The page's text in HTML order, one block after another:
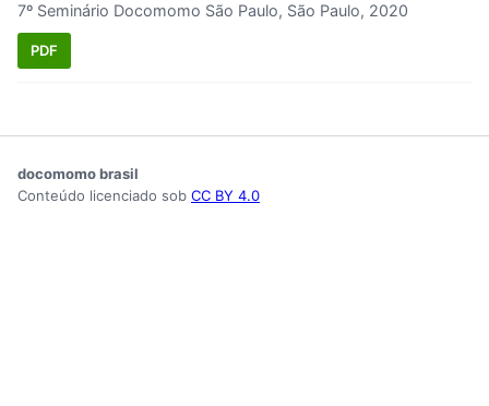
7º Seminário Docomomo São Paulo, São Paulo, 2020
PDF
docomomo brasil
Conteúdo licenciado sob CC BY 4.0